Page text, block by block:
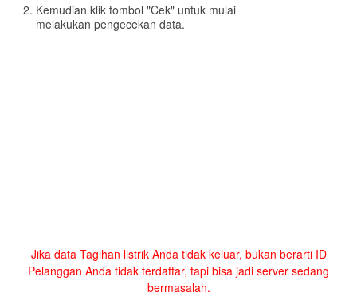
Kemudian klik tombol "Cek" untuk mulai
melakukan pengecekan data.
Jika data Tagihan listrik Anda tidak keluar, bukan berarti ID
Pelanggan Anda tidak terdaftar, tapi bisa jadi server sedang
bermasalah.